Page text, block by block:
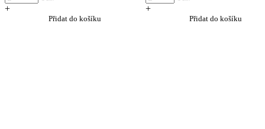
+
Přidat do košíku
+
Přidat do košíku